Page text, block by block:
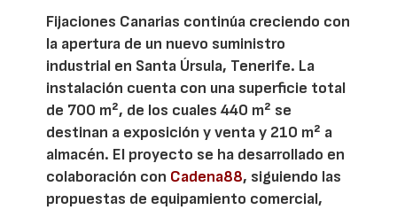
Fijaciones Canarias continúa creciendo con
la apertura de un nuevo suministro
industrial en Santa Úrsula, Tenerife. La
instalación cuenta con una superficie total
de 700 m², de los cuales 440 m² se
destinan a exposición y venta y 210 m² a
almacén. El proyecto se ha desarrollado en
colaboración con Cadena88, siguiendo las
propuestas de equipamiento comercial,